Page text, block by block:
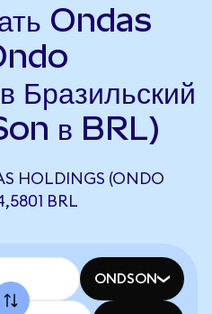
Ondas
в BRL)
HOLDINGS (ONDO
BRL
ONDSON